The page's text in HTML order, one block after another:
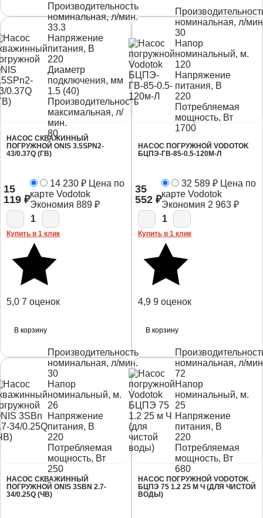
Производительность
номинальная, л/мин.
33.3
Напряжение
питания, В
220
Диаметр
подключения, мм
1.5 (40)
Производительность
максимальная, л/
мин.
80
НАСОС СКВАЖИННЫЙ
ПОГРУЖНОЙ ONIS 3.5SPN2-
43/0.37Q (ГВ)
15
119 ₽
14 230 ₽ Цена по
карте Vodotok
Экономия 889 ₽
1
Купить в 1 клик
5,0 7 оценок
В корзину
номинальная, л/
30
Напор
номинальный, м.
120
Напряжение
питания, В
220
Потребляемая
мощность, Вт
1700
НАСОС ПОГРУЖНОЙ VODOTOK
БЦПЭ-ГВ-85-0.5-120М-Л
35
552 ₽
32 589 ₽ Цена по
карте Vodotok
Экономия 2 963 ₽
1
Купить в 1 клик
4,9 9 оценок
В корзину
Производительность
номинальная, л/мин.
30
Напор
номинальный, м.
26
Напряжение
питания, В
220
Потребляемая
мощность, Вт
250
НАСОС СКВАЖИННЫЙ
ПОГРУЖНОЙ ONIS 3SBN 2.7-
34/0.25Q (ЧВ)
номинальная, л/
72
Напор
номинальный, м.
25
Напряжение
питания, В
220
Потребляемая
мощность, Вт
680
НАСОС ПОГРУЖНОЙ VODOTOK
БЦПЭ 75 1.2 25 М Ч (ДЛЯ ЧИСТОЙ
ВОДЫ)